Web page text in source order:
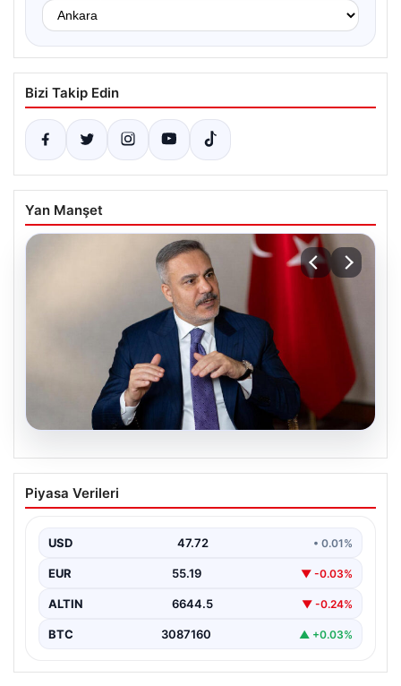
Bizi Takip Edin
Yan Manşet
08.08.2026
Mekke Ortak Savunma Anlaşması ve
Bölgesel Güvenlik Vizyonu
yapısını güçlendirmeyi hedefleyen yeni bir girişim
olarak dikkat…
Piyasa Verileri
USD 47.72 • 0.01%
EUR 55.19 ▼ -0.03%
ALTIN 6644.5 ▼ -0.24%
BTC 3087160 ▲ +0.03%